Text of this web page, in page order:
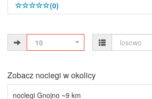
(0)
10 losowo
Zobacz noclegi w okolicy
noclegi Gnojno ~9 km